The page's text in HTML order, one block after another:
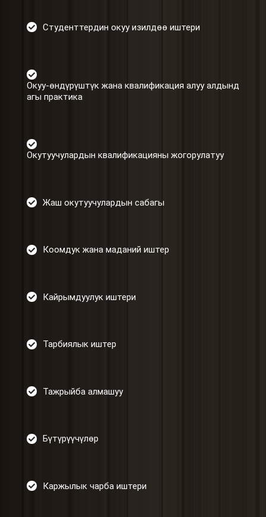
Студенттердин окуу изилдөө иштери
Окуу-өндүрүштүк жана квалификация алуу алдынд
агы практика
Окутуучулардын квалификацияны жогорулатуу
Жаш окутуучулардын сабагы
Коомдук жана маданий иштер
Кайрымдуулук иштери
Тарбиялык иштер
Тажрыйба алмашуу
Бүтүрүүчүлөр
Каржылык чарба иштери